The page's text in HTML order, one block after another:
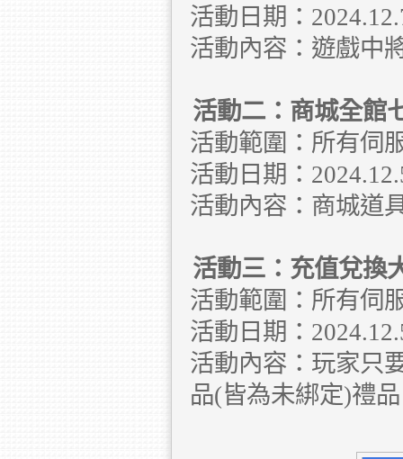
活動日期：
活動內容：遊戲中
活動二：商城全館
活動範圍：所有伺
活動日期：
活動內容：商城道
活動三：充值兌換
活動範圍：所有伺
活動日期：
活動內容：玩家只
品(皆為未綁定)禮